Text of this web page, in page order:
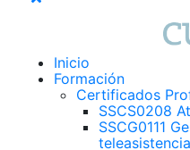
Inicio
Formación
Certificados
SSCS0208
SSCG0111
teleasistencia